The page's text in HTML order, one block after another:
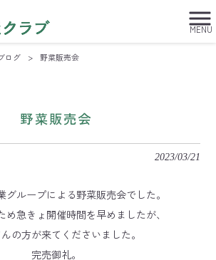
MENU
ログ > 野菜販売会
野菜販売会
2023/03/21
グループによる野菜販売会でした。
め急きょ開催時間を早めましたが、
の方が来てくださいました。
完売御礼。